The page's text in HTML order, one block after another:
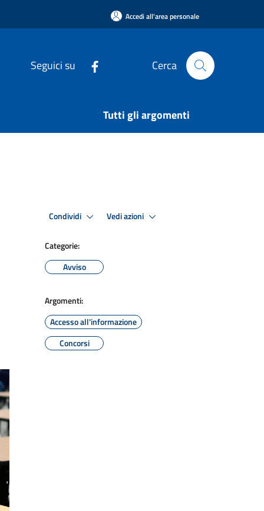
Accedi all'area personale
Seguici su Cerca
Tutti gli argomenti
Condividi Vedi azioni
Categorie:
Avviso
Argomenti:
Accesso all'informazione
Concorsi